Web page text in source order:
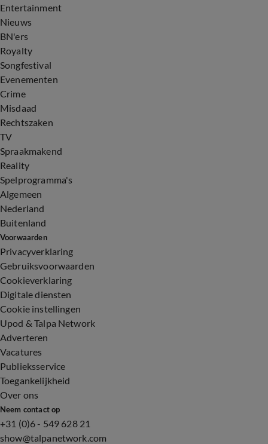
Entertainment
Nieuws
BN'ers
Royalty
Songfestival
Evenementen
Crime
Misdaad
Rechtszaken
TV
Spraakmakend
Reality
Spelprogramma's
Algemeen
Nederland
Buitenland
Voorwaarden
Privacyverklaring
Gebruiksvoorwaarden
Cookieverklaring
Digitale diensten
Cookie instellingen
Upod & Talpa Network
Adverteren
Vacatures
Publieksservice
Toegankelijkheid
Over ons
Neem contact op
+31 (0)6 - 549 628 21
show@talpanetwork.com